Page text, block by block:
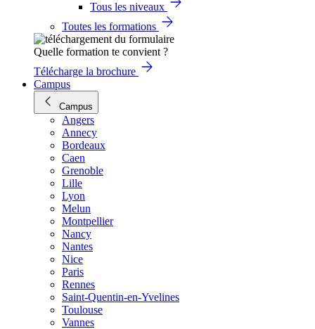
Tous les niveaux
Toutes les formations
Quelle formation te convient ?
Télécharge la brochure
Campus
Campus
Angers
Annecy
Bordeaux
Caen
Grenoble
Lille
Lyon
Melun
Montpellier
Nancy
Nantes
Nice
Paris
Rennes
Saint-Quentin-en-Yvelines
Toulouse
Vannes